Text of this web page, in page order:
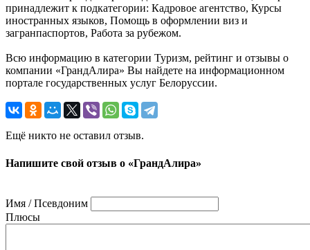
принадлежит к подкатегории: Кадровое агентство, Курсы
иностранных языков, Помощь в оформлении виз и
загранпаспортов, Работа за рубежом.
Всю информацию в категории Туризм, рейтинг и отзывы о
компании «ГрандАлира» Вы найдете на информационном
портале государственных услуг Белоруссии.
Ещё никто не оставил отзыв.
Напишите свой отзыв о «ГрандАлира»
Имя / Псевдоним
Плюсы